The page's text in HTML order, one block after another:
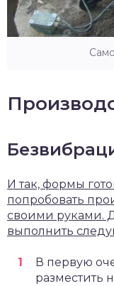
И так, формы
попробовать
своими руками.
выполнить
В первую
разместить